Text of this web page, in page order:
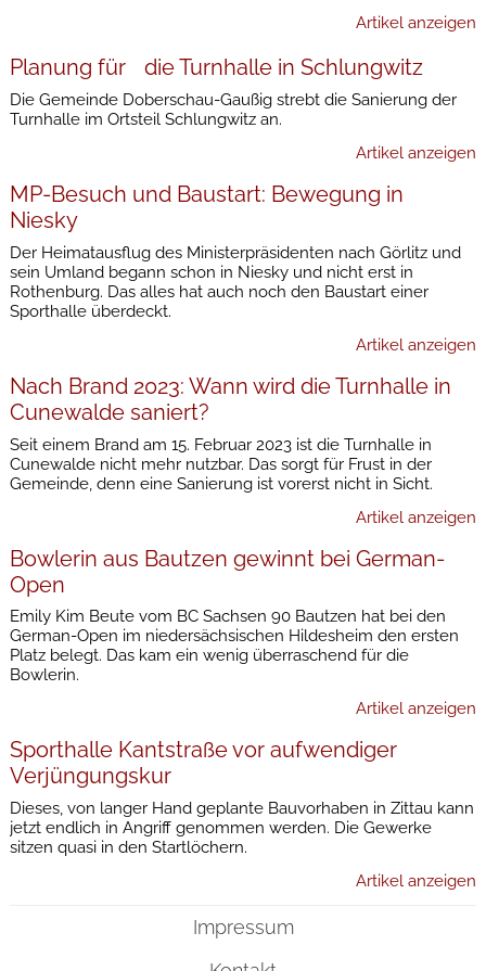
Artikel anzeigen
Planung für die Turnhalle in Schlungwitz
Die Gemeinde Doberschau-Gaußig strebt die Sanierung der
Turnhalle im Ortsteil Schlungwitz an.
Artikel anzeigen
MP-Besuch und Baustart: Bewegung in
Niesky
Der Heimatausflug des Ministerpräsidenten nach Görlitz und
sein Umland begann schon in Niesky und nicht erst in
Rothenburg. Das alles hat auch noch den Baustart einer
Sporthalle überdeckt.
Artikel anzeigen
Nach Brand 2023: Wann wird die Turnhalle in
Cunewalde saniert?
Seit einem Brand am 15. Februar 2023 ist die Turnhalle in
Cunewalde nicht mehr nutzbar. Das sorgt für Frust in der
Gemeinde, denn eine Sanierung ist vorerst nicht in Sicht.
Artikel anzeigen
Bowlerin aus Bautzen gewinnt bei German-
Open
Emily Kim Beute vom BC Sachsen 90 Bautzen hat bei den
German-Open im niedersächsischen Hildesheim den ersten
Platz belegt. Das kam ein wenig überraschend für die
Bowlerin.
Artikel anzeigen
Sporthalle Kantstraße vor aufwendiger
Verjüngungskur
Dieses, von langer Hand geplante Bauvorhaben in Zittau kann
jetzt endlich in Angriff genommen werden. Die Gewerke
sitzen quasi in den Startlöchern.
Artikel anzeigen
Impressum